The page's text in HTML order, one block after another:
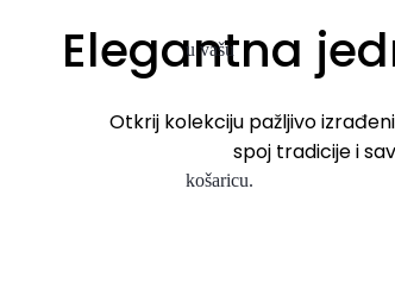
u vašu
košaricu.
Elegantna
Otkrij kolekciju pažljivo
spoj tradicije i